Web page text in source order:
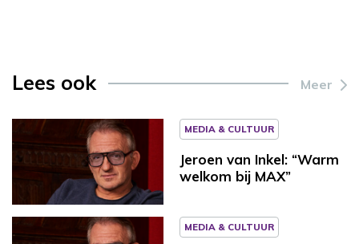
Lees ook Meer
MEDIA & CULTUUR
Jeroen van Inkel: “Warm
welkom bij MAX”
MEDIA & CULTUUR